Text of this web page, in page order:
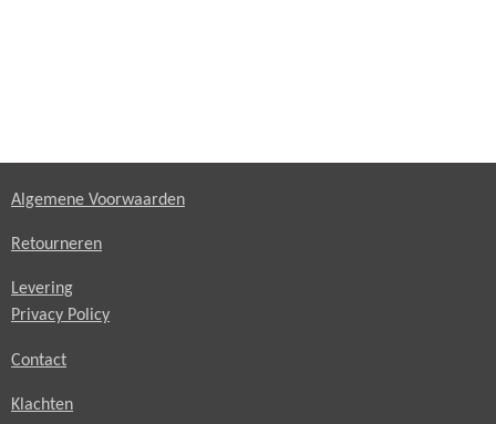
Algemene Voorwaarden
Retourneren
Levering
Privacy Policy
Contact
Klachten